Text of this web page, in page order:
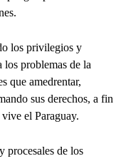
los privilegios y
los problemas de la
que amedrentar,
sus derechos, a fin
el Paraguay.
procesales de los